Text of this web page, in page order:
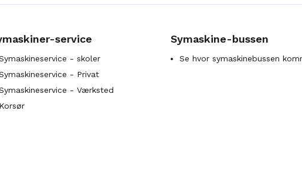
service
- skoler
- Privat
- Værksted
Korsør
Symaskine-bussen
Se hvor symaskinebussen